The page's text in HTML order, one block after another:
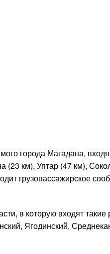
города Магадана,
км), Уптар (47 км),
грузопассажирское
в которую входят
Ягодинский,